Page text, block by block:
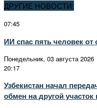
ДРУГИЕ НОВОСТИ:
07:45
ИИ спас пять человек
Понедельник, 03 августа 2026
20:17
Узбекистан начал
обмен на другой участок